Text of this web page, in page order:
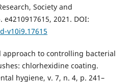
Society and
2021. DOI:
v10i9.17615
approach to controlling bacterial
chlorhexidine coating.
hygiene, v. 7, n. 4, p. 241–